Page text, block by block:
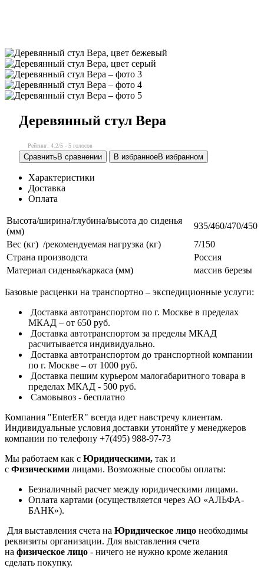
Деревянный стул Вера
Рейтинг: 4.2/5 - 5 голосов
СравнитьВ сравнении В избранноеВ избранном
Характеристики
Доставка
Оплата
Высота/ширина/глубина/высота до сиденья
(мм)
935/460/470/450
Вес (кг) /рекомендуемая нагрузка (кг)
7/150
Страна производста
Россия
Материал сиденья/каркаса (мм)
массив березы
Базовые расценки на транспортно – экспедиционные услуги:
Доставка автотранспортом по г. Москве в пределах
МКАД – от 650 руб.
Доставка автотранспортом за пределы МКАД
расчитывается индивидуально.
Доставка автотранспортом до транспортной компании
по г. Москве – от 1000 руб.
Доставка пешим курьером малогабаритного товара в
пределах МКАД - 500 руб.
Самовывоз - бесплатно
Компания "EnterER" всегда идет навстречу клиентам.
Индивидуальные условия доставки утоняйте у менеджеров
компании по телефону +7(495) 988-97-73
Мы работаем как с Юридическими, так и
с Физическими лицами. Возможные способы оплаты:
Безналичный расчет между юридическими лицами.
Оплата картами (осуществляется через АО «АЛЬФА-
БАНК»).
Для выставления счета на Юридическое лицо необходимы
реквизиты организации. Для выставления счета
на физическое лицо - ничего не нужно кроме желания
сделать покупку.